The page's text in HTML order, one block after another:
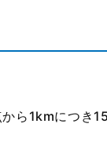
ら1kmにつき15